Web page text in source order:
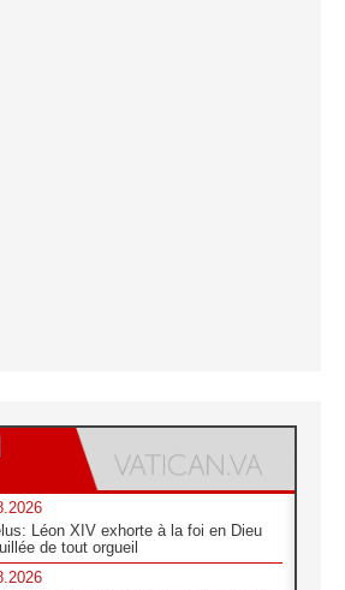
Léon XIV exhorte à la foi en Dieu
de tout orgueil